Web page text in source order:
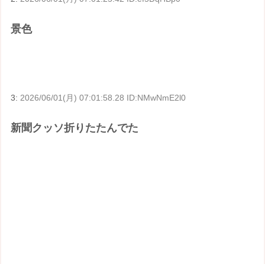
景色
3: 2026/06/01(月) 07:01:58.28 ID:NMwNmE2l0
新聞クッソ折りたたんでた